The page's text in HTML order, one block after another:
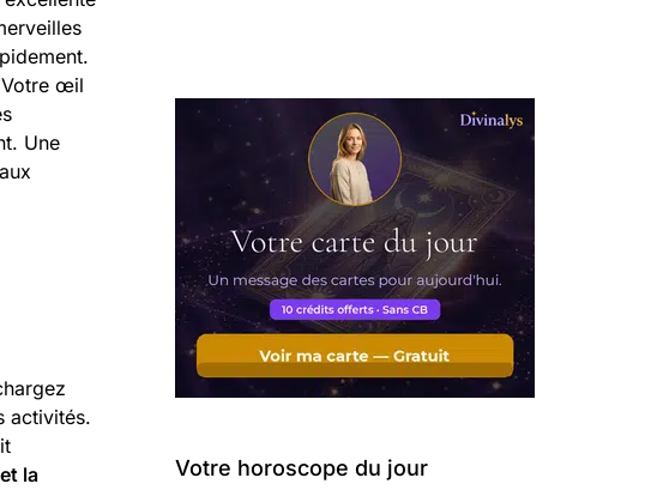
Votre œil
Une
activités.
la
Votre horoscope du jour